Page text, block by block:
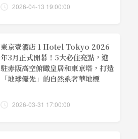
2026-04-13 19:00:00
東京壹酒店 1 Hotel Tokyo 2026
年3月正式開幕！5大必住亮點，進
駐赤阪高空俯瞰皇居和東京塔，打造
「地球優先」的自然系奢華地標
2026-03-31 17:00:00